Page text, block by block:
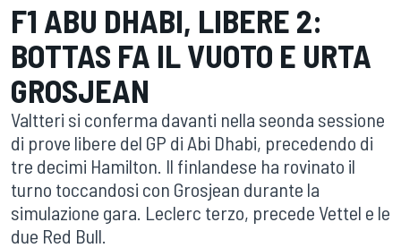
F1 ABU DHABI, LIBERE 2:
BOTTAS FA IL VUOTO E URTA
GROSJEAN
Valtteri si conferma davanti nella seonda sessione
di prove libere del GP di Abi Dhabi, precedendo di
tre decimi Hamilton. Il finlandese ha rovinato il
turno toccandosi con Grosjean durante la
simulazione gara. Leclerc terzo, precede Vettel e le
due Red Bull.